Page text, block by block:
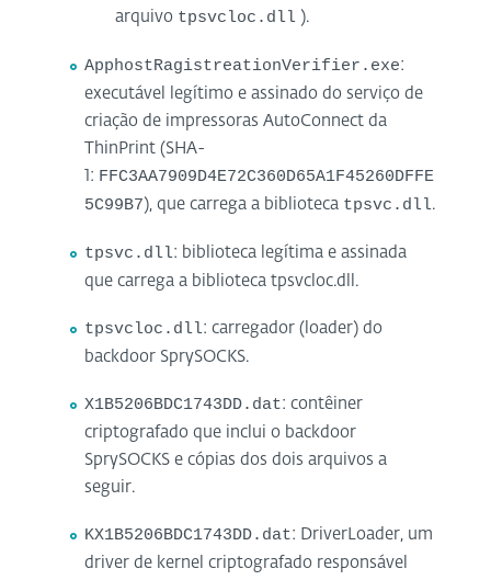
arquivo tpsvcloc.dll ).
ApphostRagistreationVerifier.exe:
executável legítimo e assinado do serviço de
criação de impressoras AutoConnect da
ThinPrint (SHA-
1: FFC3AA7909D4E72C360D65A1F45260DFFE
5C99B7), que carrega a biblioteca tpsvc.dll.
tpsvc.dll: biblioteca legítima e assinada
que carrega a biblioteca tpsvcloc.dll.
tpsvcloc.dll: carregador (loader) do
backdoor SprySOCKS.
X1B5206BDC1743DD.dat: contêiner
criptografado que inclui o backdoor
SprySOCKS e cópias dos dois arquivos a
seguir.
KX1B5206BDC1743DD.dat: DriverLoader, um
driver de kernel criptografado responsável